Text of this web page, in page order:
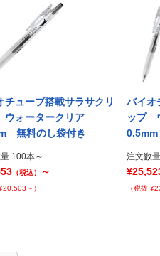
チューブ搭載サラサクリ
ォータークリア
無料のし袋付き
100本～
（税込） ～
～）
バイオ
ップ
注文数
（税抜